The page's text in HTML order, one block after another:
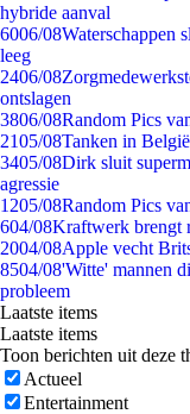
hybride aanval
6006/08Waterschappen
leeg
2406/08
ontslagen
3806/08Random Pics
2105/08Tanken in
3405/08Dirk sluit
agressie
1205/08Random Pics
604/08Kraftwerk brengt
2004/08Apple vecht
8504/08'Witte' mannen
probleem
Laatste items
Laatste items
Toon berichten uit deze
Actueel
Entertainment